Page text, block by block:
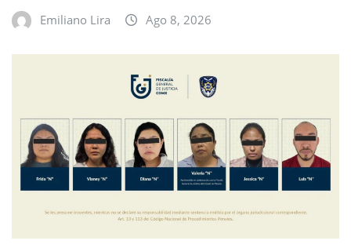
Emiliano Lira Ago 8, 2026